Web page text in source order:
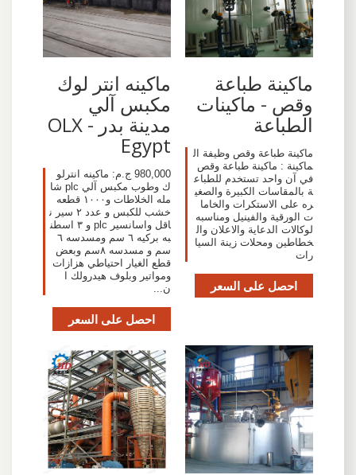
ماكينة طباعة
وقص - ماكينات
الطباعة
ماكينة طباعة وقص وظيفة ال
ماكينة : ماكينة طباعة وقص
في آن واحد تستخدم للطباع
ة بالمقاسات الكبيرة والصغي
ره على الاستكرات والخاما
ت الورقية والفينيل ومناسبه
لوكالات الدعاية والاعلان وال
خطاطين ومحلات زينة السيا
رات
احصل على السعر
ماكينه انتر لوك
مكبس آلي
مدينة بدر - OLX
Egypt
980,000 ج.م: ماكينه انترلو
ك وطوب مكبس آلي plc شا
مله الخلاطات و١٠٠٠ قطعه
خشب للكبس و عدد ٢ سير ن
اقل واسانسير plc و ٣ اسطن
به بركيه ٦ سم ومسدسه ٦
سم و مسدسه ٨سم وبعض
قطع الغيار احتياطي هزازات
ومواتير وبلوف هيدرولك ا
ن...
احصل على السعر